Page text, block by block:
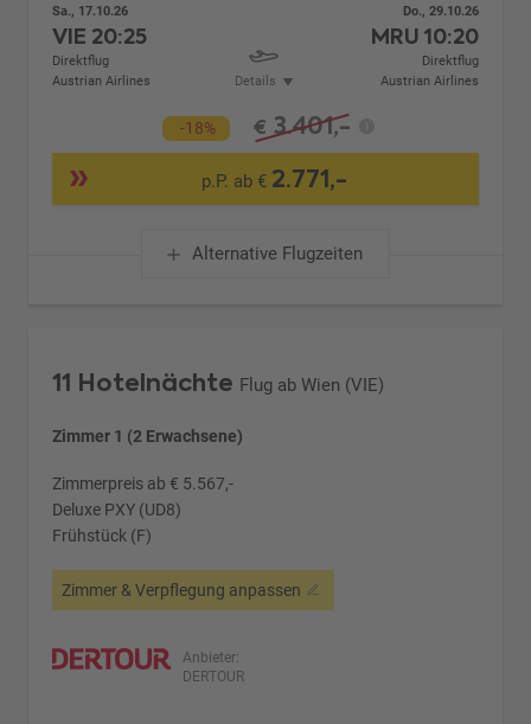
Sa., 17.10.26
VIE 20:25
Direktflug
Austrian Airlines
Details
Do., 29.10.26
MRU 10:20
Direktflug
Austrian Airlines
-18% € 3.401,-
p.P. ab € 2.771,-
Alternative Flugzeiten
11 Hotelnächte Flug ab Wien (VIE)
Zimmer 1 (2 Erwachsene)
Zimmerpreis ab € 5.567,-
Deluxe PXY (UD8)
Frühstück (F)
Zimmer & Verpflegung anpassen
Anbieter:
DERTOUR